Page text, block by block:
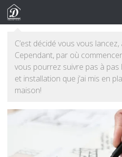
Skip to content
C’est décidé vous vous
Cependant, par où
vous pourrez suivre pas à
et installation que j’ai mis en
maison!